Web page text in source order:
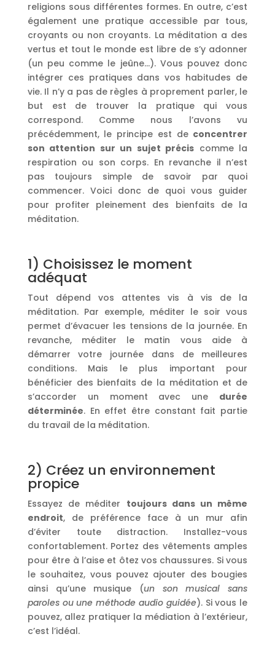
religions sous différentes formes. En outre, c’est
également une pratique accessible par tous,
croyants ou non croyants. La méditation a des
vertus et tout le monde est libre de s’y adonner
(un peu comme le jeûne…). Vous pouvez donc
intégrer ces pratiques dans vos habitudes de
vie. Il n’y a pas de règles à proprement parler, le
but est de trouver la pratique qui vous
correspond. Comme nous l’avons vu
précédemment, le principe est de concentrer
son attention sur un sujet précis comme la
respiration ou son corps. En revanche il n’est
pas toujours simple de savoir par quoi
commencer. Voici donc de quoi vous guider
pour profiter pleinement des bienfaits de la
méditation.
1) Choisissez le moment
adéquat
Tout dépend vos attentes vis à vis de la
méditation. Par exemple, méditer le soir vous
permet d’évacuer les tensions de la journée. En
revanche, méditer le matin vous aide à
démarrer votre journée dans de meilleures
conditions. Mais le plus important pour
bénéficier des bienfaits de la méditation et de
s’accorder un moment avec une durée
déterminée. En effet être constant fait partie
du travail de la méditation.
2) Créez un environnement
propice
Essayez de méditer toujours dans un même
endroit, de préférence face à un mur afin
d’éviter toute distraction. Installez-vous
confortablement. Portez des vêtements amples
pour être à l’aise et ôtez vos chaussures. Si vous
le souhaitez, vous pouvez ajouter des bougies
ainsi qu’une musique (un son musical sans
paroles ou une méthode audio guidée). Si vous le
pouvez, allez pratiquer la médiation à l’extérieur,
c’est l’idéal.